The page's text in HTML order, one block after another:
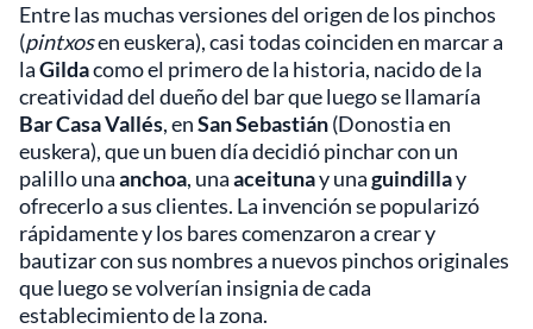
Entre las muchas versiones del origen de los pinchos
(pintxosen euskera), casi todas coinciden en marcar a
laGildacomo el primero de la historia, nacido de la
creatividad del dueño del bar que luego se llamaría
Bar Casa Vallés, enSan Sebastián(Donostia en
euskera), que un buen día decidió pinchar con un
palillo unaanchoa, unaaceitunay unaguindillay
ofrecerlo a sus clientes. La invención se popularizó
rápidamente y los bares comenzaron a crear y
bautizar con sus nombres a nuevos pinchos originales
que luego se volverían insignia de cada
establecimiento de la zona.